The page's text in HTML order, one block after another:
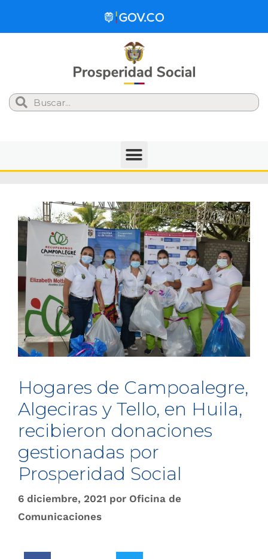
Search
Hogares de Campoalegre,
Algeciras y Tello, en Huila,
recibieron donaciones
gestionadas por
Prosperidad Social
6 diciembre, 2021 por Oficina de
Comunicaciones